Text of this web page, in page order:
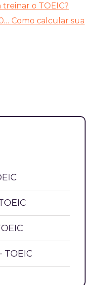
o TOEIC?
Como calcular sua
TOEIC